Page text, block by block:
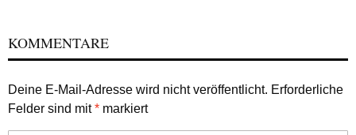
KOMMENTARE
Deine E-Mail-Adresse wird nicht veröffentlicht. Erforderliche
Felder sind mit* markiert